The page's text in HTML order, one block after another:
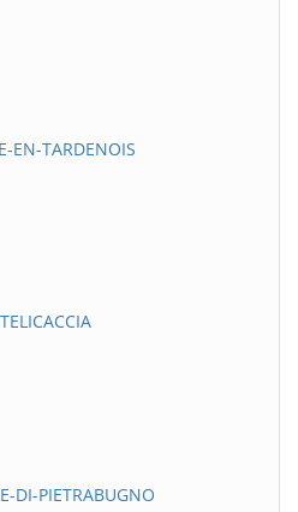
EN-TARDENOIS
DI-PIETRABUGNO